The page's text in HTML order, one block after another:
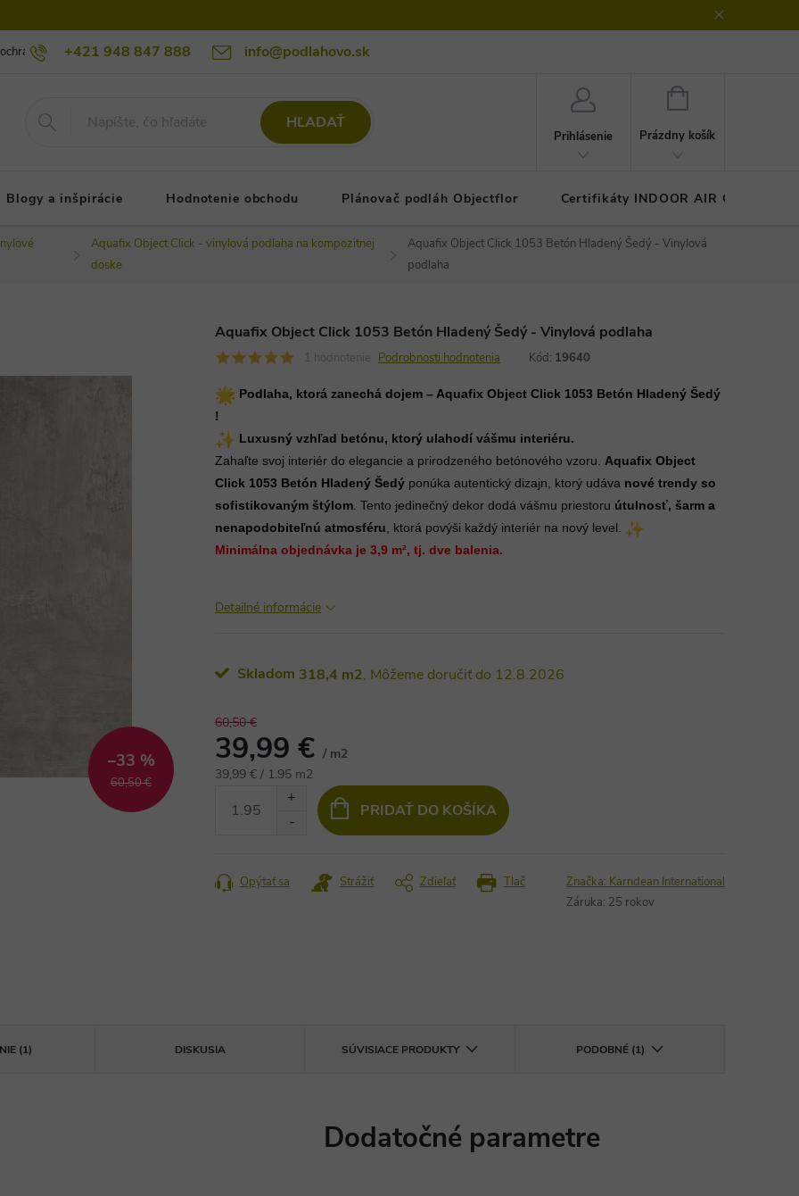
+421 948 847 888 info@podlahovo.sk
osobných údajov podlahovo.sk Reklamačné podmienky
HĽADAŤ
Prihlásenie
NÁKUPNÝ
Prázdny košík
Blogy a inšpirácie Hodnotenie obchodu Plánovač podláh Objectflor Certifikáty INDOOR AIR COMFORT
Aquafix Object Click - vinylová podlaha na kompozitnej
doske
Aquafix Object Click 1053 Betón Hladený Šedý - Vinylová
podlaha
60,50 €
–33 %
Aquafix Object Click 1053 Betón Hladený Šedý - Vinylová podlaha
1 hodnotenie Podrobnosti hodnotenia Kód: 19640
Podlaha, ktorá zanechá dojem – Aquafix Object Click 1053 Betón Hladený Šedý
!
Luxusný vzhľad betónu, ktorý ulahodí vášmu interiéru.
Zahaľte svoj interiér do elegancie a prirodzeného betónového vzoru. Aquafix Object
Click 1053 Betón Hladený Šedý ponúka autentický dizajn, ktorý udáva nové trendy so
sofistikovaným štýlom . Tento jedinečný dekor dodá vášmu priestoru útulnosť, šarm a
nenapodobiteľnú atmosféru , ktorá povýši každý interiér na nový level.
Minimálna objednávka je 3,9 m², tj. dve balenia.
Detailné informácie
Skladom 318,4 m2 12.8.2026
60,50 €
39,99 € / m2
Jednotková
39,99 € / 1.95 m2
PRIDAŤ DO KOŠÍKA
Tlač
Opýtať sa Strážiť Zdieľať Značka: Karndean International
Záruka: 25 rokov
(1) DISKUSIA SÚVISIACE PRODUKTY PODOBNÉ (1)
Dodatočné parametre